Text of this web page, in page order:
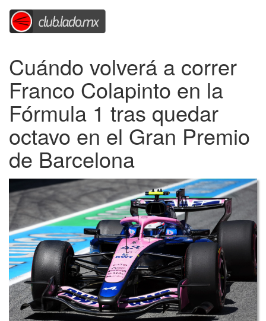
Cuándo volverá a correr
Franco Colapinto en la
Fórmula 1 tras quedar
octavo en el Gran Premio
de Barcelona